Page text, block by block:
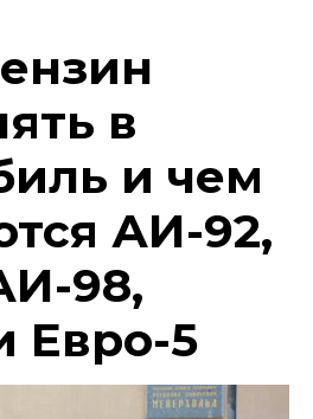
в
и чем
АИ-92,
98,
Евро-5